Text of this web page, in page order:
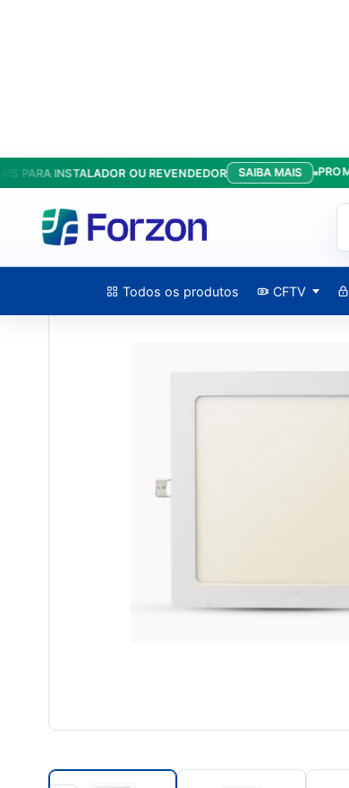
INSTALADOR OU REVENDEDOR SAIBA MAIS
Todos os produtos CFTV
Início/Produtos/Energia/Painel LED Inteligente Wi-